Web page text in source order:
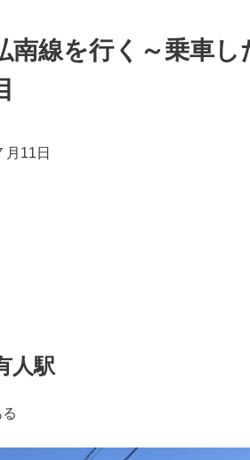
南線を行く～乗車
11日
人駅